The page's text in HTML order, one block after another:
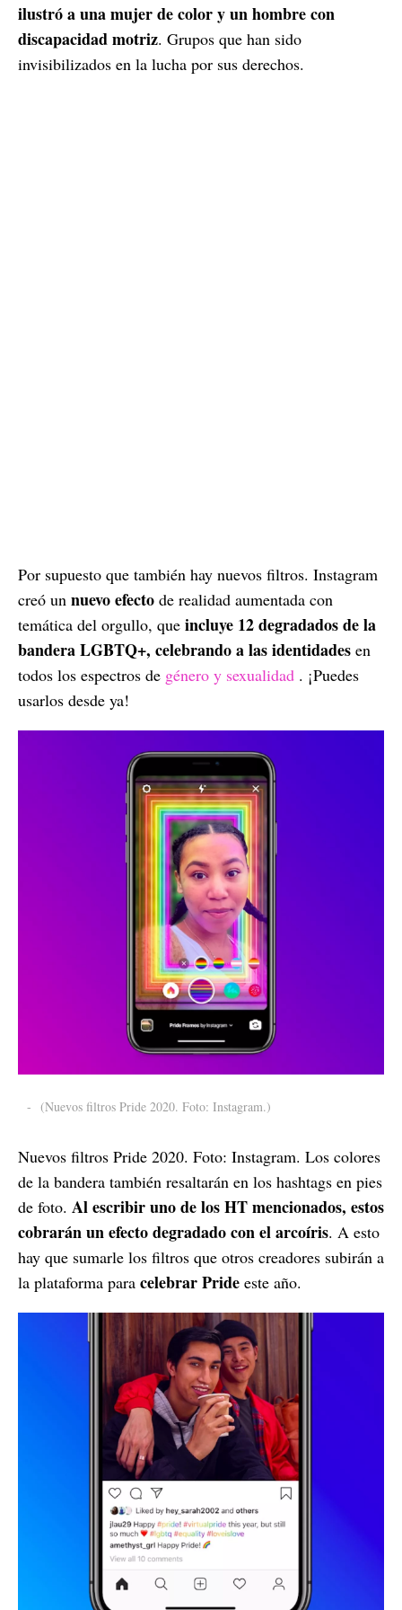
ilustró a una mujer de color y un hombre con
discapacidad motriz. Grupos que han sido
invisibilizados en la lucha por sus derechos.
Por supuesto que también hay nuevos filtros. Instagram
creó un nuevo efecto de realidad aumentada con
temática del orgullo, que incluye 12 degradados de la
bandera LGBTQ+, celebrando a las identidades en
todos los espectros de género y sexualidad . ¡Puedes
usarlos desde ya!
- (Nuevos filtros Pride 2020. Foto: Instagram.)
Nuevos filtros Pride 2020. Foto: Instagram. Los colores
de la bandera también resaltarán en los hashtags en pies
de foto. Al escribir uno de los HT mencionados, estos
cobrarán un efecto degradado con el arcoíris. A esto
hay que sumarle los filtros que otros creadores subirán a
la plataforma para celebrar Pride este año.